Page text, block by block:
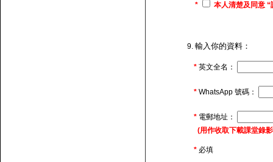
* 本人清楚及同意
輸入你的資料：
* 英文全名：
* WhatsApp 號碼：
* 電郵地址：
(用作收取下載課堂錄
* 必填